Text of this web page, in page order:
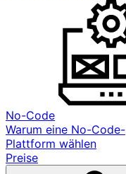
No-Code
Warum eine No-Code-
Plattform wählen
Preise